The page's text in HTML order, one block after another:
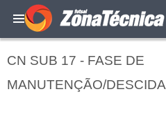
CN SUB 17 - FASE DE
MANUTENÇÃO/DESCIDA